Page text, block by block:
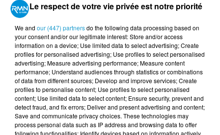
27 septembre 2020
MISS BRETAGNE 2020 : RÉSULTATS DE
L'ÉLECTION
TITRES DIFFUSÉS Voir plus
20h02
20h02 19h56
19h56 19h51
19h51
Le respect de votre vie privée est notre priorité
We and our (447) partnersdo the following data processing based on
your consent and/or our legitimate interest: Store and/or access
information on a device; Use limited data to select advertising; Create
profiles for personalised advertising; Use profiles to select personalised
advertising; Measure advertising performance; Measure content
performance; Understand audiences through statistics or combinations
of data from different sources; Develop and improve services; Create
profiles to personalise content; Use profiles to select personalised
content; Use limited data to select content; Ensure security, prevent and
detect fraud, and fix errors; Deliver and present advertising and content;
Save and communicate privacy choices. These technologies may
process personal data such as IP address and browsing data to offer
following functionalities: Identify devices based on information actively